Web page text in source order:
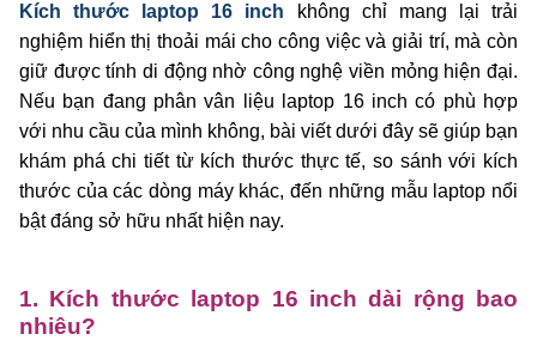
Kích thước laptop 16 inch không chỉ mang lại trải
nghiệm hiển thị thoải mái cho công việc và giải trí, mà còn
giữ được tính di động nhờ công nghệ viền mỏng hiện đại.
Nếu bạn đang phân vân liệu laptop 16 inch có phù hợp
với nhu cầu của mình không, bài viết dưới đây sẽ giúp bạn
khám phá chi tiết từ kích thước thực tế, so sánh với kích
thước của các dòng máy khác, đến những mẫu laptop nổi
bật đáng sở hữu nhất hiện nay.
1. Kích thước laptop 16 inch dài rộng bao
nhiêu?